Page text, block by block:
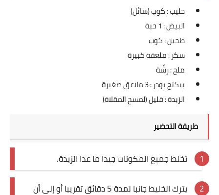
حليب : كوب (سائل)
البيض : 1 حبة
طحين : كوب
سكر : ملعقة كبيرة
ملح : رشّة
بيكنج بودر : 3 ملاعق صغيرة
الزبدة : قليل (لمسح المقلاة)
طريقة التحضير
تخلط جميع المكونات جيدا ما عدا الزبدة.
يترك الخليط جانبا لمدة 5 دقائق تقريبا أو إلى أن